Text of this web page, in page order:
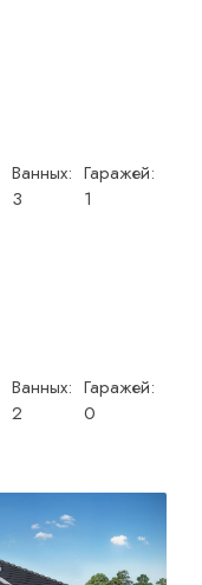
Ванных:
3
Гаражей:
1
Ванных:
2
Гаражей:
0